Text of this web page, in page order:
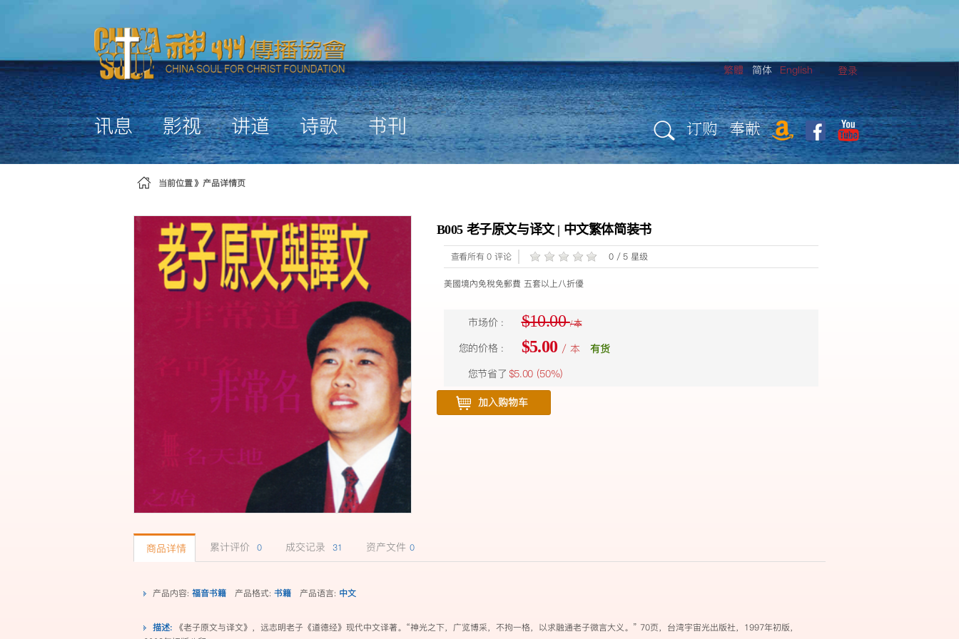
登录
繁體 简体 English
讯息 影视 讲道 诗歌 书刊 订购 奉献
当前位置 产品详情页
B005 老子原文与译文 | 中文繁体简装书
查看所有 0 评论 0 / 5 星级
美國境內免稅免郵費 五套以上八折優
市场价 : $10.00/ 本
您的价格 : $5.00 / 本
有货
您节省了 $5.00 (50%)
加入购物车
商品详情 累计评价 0 成交记录 31 资产文件 0
产品内容: 福音书籍 产品格式: 书籍 产品语言: 中文
描述: 《老子原文与译文》，远志明老子《道德经》现代中文译著。“神光之下，广览博采，不拘一格，以求融通老子微言大义。” 70页，台湾宇宙光出版社，1997年初版，